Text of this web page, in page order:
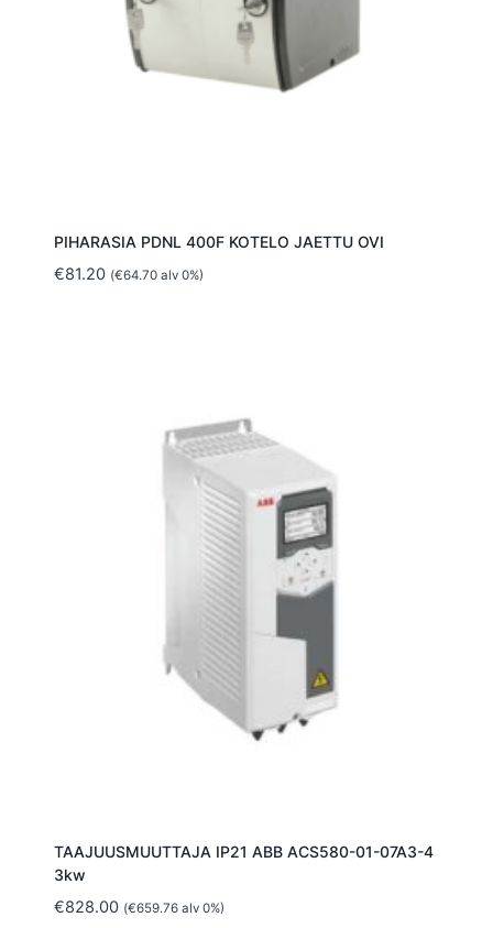
PIHARASIA PDNL 400F KOTELO JAETTU OVI
€81.20 (€64.70alv 0%)
TAAJUUSMUUTTAJA IP21 ABB ACS580-01-07A3-4
3kw
€828.00 (€659.76alv 0%)